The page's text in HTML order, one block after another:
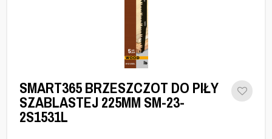
SMART365 BRZESZCZOT DO PIŁY
SZABLASTEJ 225MM SM-23-
2S1531L